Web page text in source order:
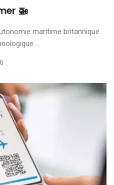
🚁
maritime britannique
...